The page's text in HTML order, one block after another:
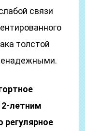
связи
толстой
летним
регулярное